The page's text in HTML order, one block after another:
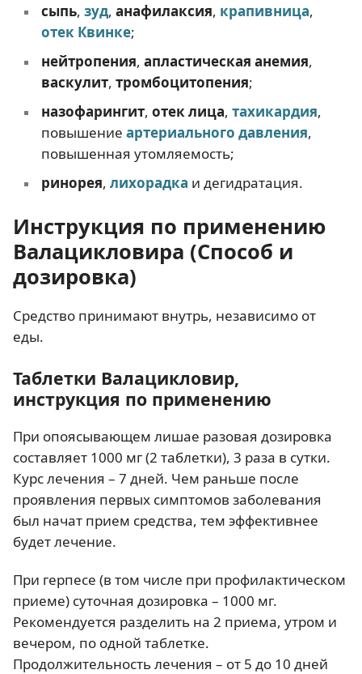
сыпь, зуд, анафилаксия, крапивница,
отек Квинке;
нейтропения, апластическая анемия,
васкулит, тромбоцитопения;
назофарингит, отек лица, тахикардия,
повышение артериального давления,
повышенная утомляемость;
ринорея, лихорадка и дегидратация.
Инструкция по применению
Валацикловира (Способ и
дозировка)
Средство принимают внутрь, независимо от
еды.
Таблетки Валацикловир,
инструкция по применению
При опоясывающем лишае разовая дозировка
составляет 1000 мг (2 таблетки), 3 раза в сутки.
Курс лечения – 7 дней. Чем раньше после
проявления первых симптомов заболевания
был начат прием средства, тем эффективнее
будет лечение.
При герпесе (в том числе при профилактическом
приеме) суточная дозировка – 1000 мг.
Рекомендуется разделить на 2 приема, утром и
вечером, по одной таблетке.
Продолжительность лечения – от 5 до 10 дней